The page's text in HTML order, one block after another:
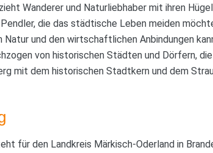
Wanderer und Naturliebhaber mit ihren
die das städtische Leben meiden
Natur und den wirtschaftlichen Anbindungen
von historischen Städten und Dörfern,
mit dem historischen Stadtkern und dem
für den Landkreis Märkisch-Oderland in